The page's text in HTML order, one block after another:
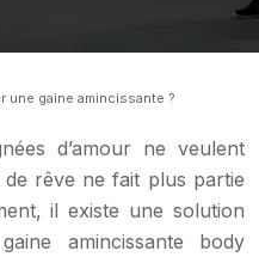
une gaine amincissante ?
d’amour ne veulent
rêve ne fait plus partie
il existe une solution
amincissante body